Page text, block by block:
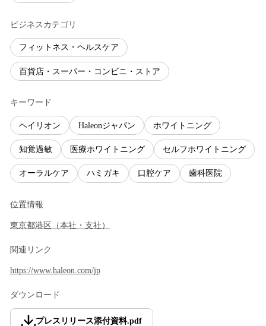
ビジネスカテゴリ
フィットネス・ヘルスケア
百貨店・スーパー・コンビニ・ストア
キーワード
ヘイリオン Haleonジャパン ホワイトニング
知覚過敏 医療ホワイトニング セルフホワイトニング
オーラルケア ハミガキ 口腔ケア 歯科医院
位置情報
東京都港区 （本社・支社 ）
関連リンク
https://www.haleon.com/jp
ダウンロード
プレスリリース添付資料.pdf